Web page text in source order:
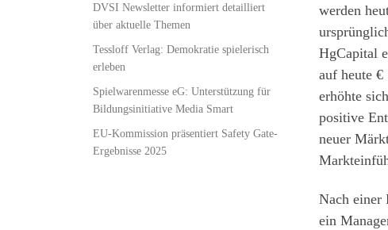
werden
HgCapital
auf heute
erhöhte
positive
neuer
Nach einer
ein
DVSI Newsletter informiert detailliert
über aktuelle Themen
Tessloff Verlag: Demokratie spielerisch
erleben
Spielwarenmesse eG: Unterstützung für
Bildungsinitiative Media Smart
EU-Kommission präsentiert Safety Gate-
Ergebnisse 2025